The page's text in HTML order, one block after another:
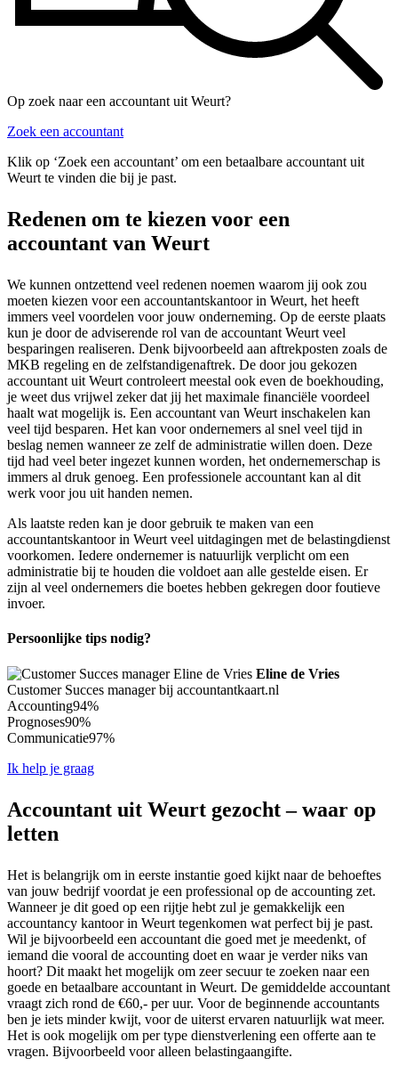
Op zoek naar een accountant uit Weurt?
Zoek een accountant
Klik op ‘Zoek een accountant’ om een betaalbare accountant uit
Weurt te vinden die bij je past.
Redenen om te kiezen voor een
accountant van Weurt
We kunnen ontzettend veel redenen noemen waarom jij ook zou
moeten kiezen voor een accountantskantoor in Weurt, het heeft
immers veel voordelen voor jouw onderneming. Op de eerste plaats
kun je door de adviserende rol van de accountant Weurt veel
besparingen realiseren. Denk bijvoorbeeld aan aftrekposten zoals de
MKB regeling en de zelfstandigenaftrek. De door jou gekozen
accountant uit Weurt controleert meestal ook even de boekhouding,
je weet dus vrijwel zeker dat jij het maximale financiële voordeel
haalt wat mogelijk is. Een accountant van Weurt inschakelen kan
veel tijd besparen. Het kan voor ondernemers al snel veel tijd in
beslag nemen wanneer ze zelf de administratie willen doen. Deze
tijd had veel beter ingezet kunnen worden, het ondernemerschap is
immers al druk genoeg. Een professionele accountant kan al dit
werk voor jou uit handen nemen.
Als laatste reden kan je door gebruik te maken van een
accountantskantoor in Weurt veel uitdagingen met de belastingdienst
voorkomen. Iedere ondernemer is natuurlijk verplicht om een
administratie bij te houden die voldoet aan alle gestelde eisen. Er
zijn al veel ondernemers die boetes hebben gekregen door foutieve
invoer.
Persoonlijke tips nodig?
Eline de Vries
Customer Succes manager bij accountantkaart.nl
Accounting94%
Prognoses90%
Communicatie97%
Ik help je graag
Accountant uit Weurt gezocht – waar op
letten
Het is belangrijk om in eerste instantie goed kijkt naar de behoeftes
van jouw bedrijf voordat je een professional op de accounting zet.
Wanneer je dit goed op een rijtje hebt zul je gemakkelijk een
accountancy kantoor in Weurt tegenkomen wat perfect bij je past.
Wil je bijvoorbeeld een accountant die goed met je meedenkt, of
iemand die vooral de accounting doet en waar je verder niks van
hoort? Dit maakt het mogelijk om zeer secuur te zoeken naar een
goede en betaalbare accountant in Weurt. De gemiddelde accountant
vraagt zich rond de €60,- per uur. Voor de beginnende accountants
ben je iets minder kwijt, voor de uiterst ervaren natuurlijk wat meer.
Het is ook mogelijk om per type dienstverlening een offerte aan te
vragen. Bijvoorbeeld voor alleen belastingaangifte.